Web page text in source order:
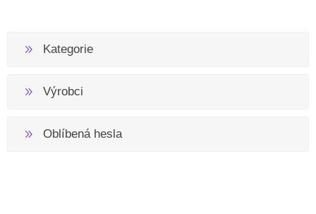
Kategorie
Výrobci
Oblíbená hesla